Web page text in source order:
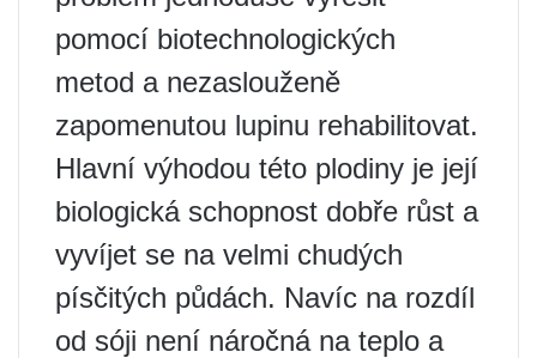
pomocí biotechnologických
metod a nezaslouženě
zapomenutou lupinu rehabilitovat.
Hlavní výhodou této plodiny je její
biologická schopnost dobře růst a
vyvíjet se na velmi chudých
písčitých půdách. Navíc na rozdíl
od sóji není náročná na teplo a